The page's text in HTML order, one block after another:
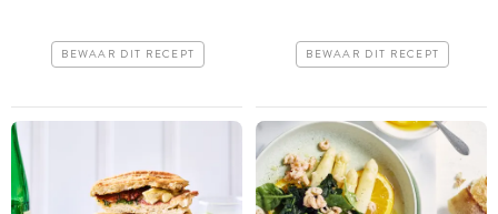
BEWAAR DIT RECEPT BEWAAR DIT RECEPT